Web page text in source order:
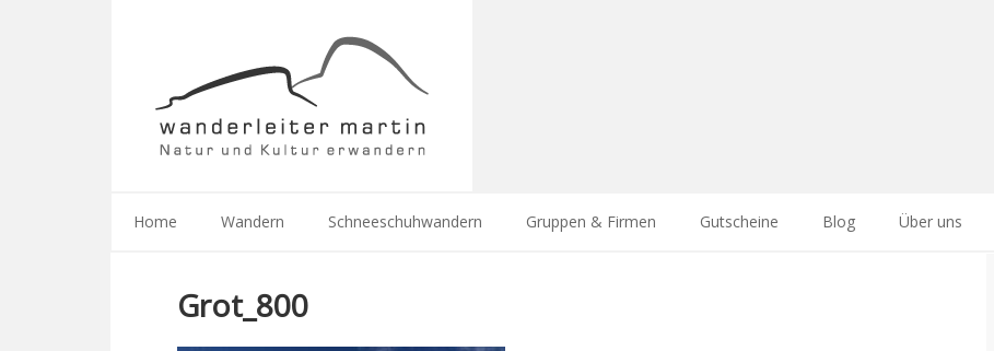
Home Wandern Schneeschuhwandern Gruppen & Firmen Gutscheine Blog Über uns
Grot_800